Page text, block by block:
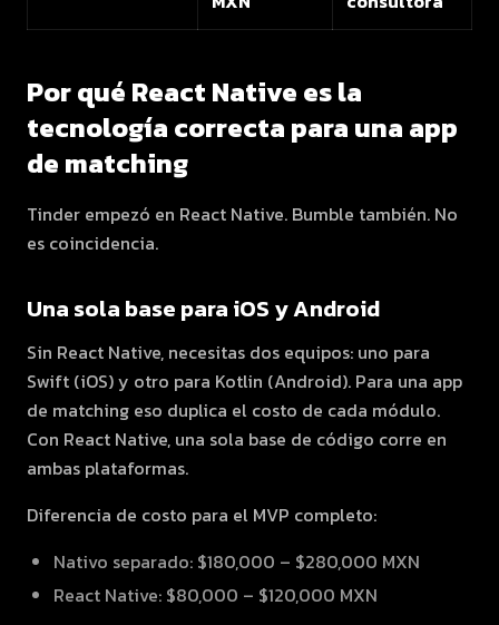
Por qué React Native es la
tecnología correcta para una app
de matching
Tinder empezó en React Native. Bumble también. No
es coincidencia.
Una sola base para iOS y Android
Sin React Native, necesitas dos equipos: uno para
Swift (iOS) y otro para Kotlin (Android). Para una app
de matching eso duplica el costo de cada módulo.
Con React Native, una sola base de código corre en
ambas plataformas.
Diferencia de costo para el MVP completo:
Nativo separado: $180,000 – $280,000 MXN
React Native: $80,000 – $120,000 MXN